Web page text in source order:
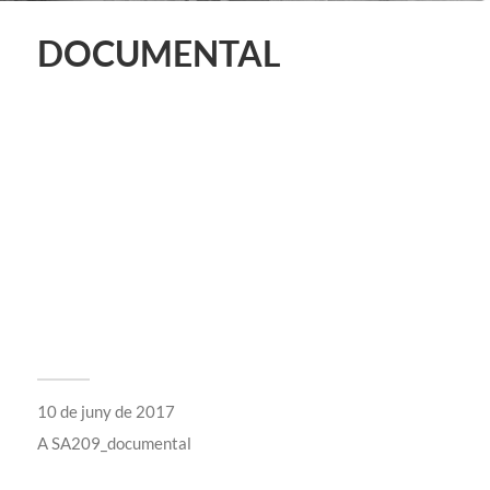
DOCUMENTAL
10 de juny de 2017
ASA209_documental